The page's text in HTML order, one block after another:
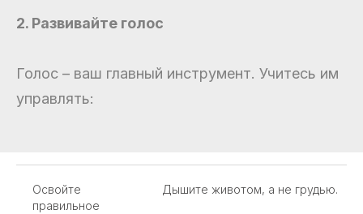
2. Развивайте голос
Голос – ваш главный инструмент. Учитесь им
управлять:
Освойте
правильное
Дышите животом, а не грудью.